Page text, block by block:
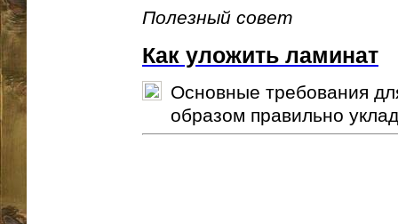
Полезный совет
Как уложить ламинат
Основные требования
образом правильно